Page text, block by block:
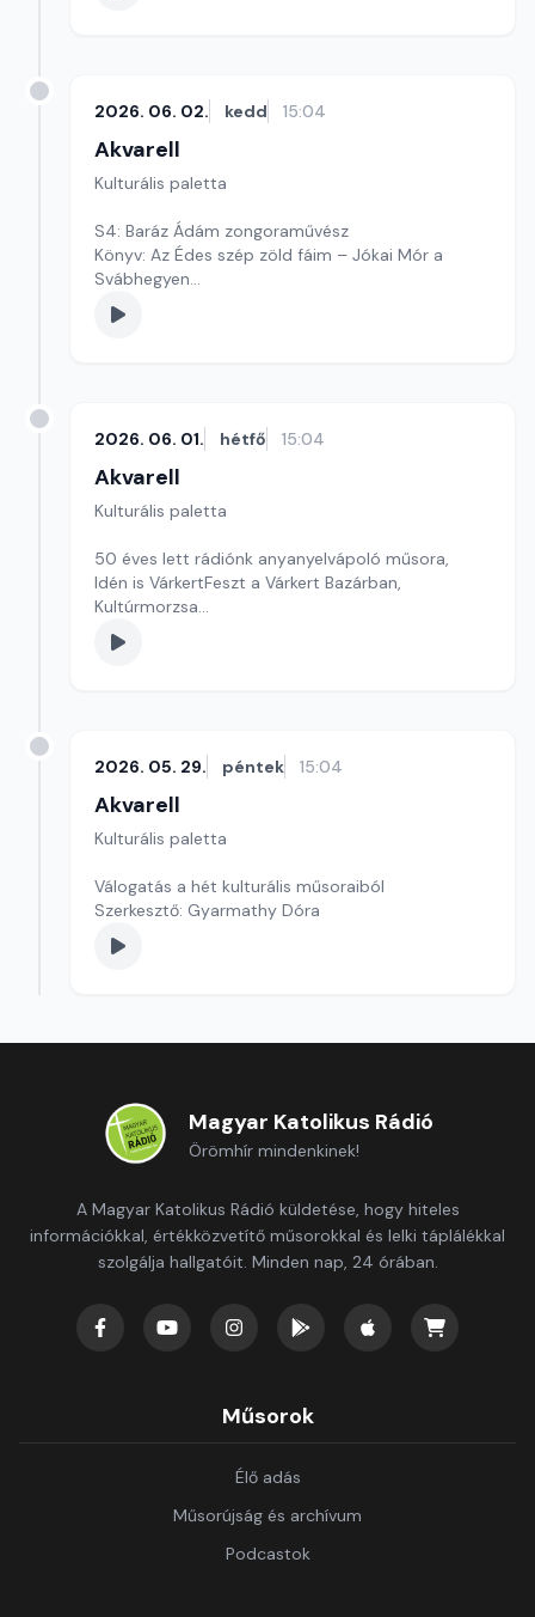
2026. 06. 02. kedd 15:04
Akvarell
Kulturális paletta
S4: Baráz Ádám zongoraművész
Könyv: Az Édes szép zöld fáim – Jókai Mór a
Svábhegyen
Kultúrmorzsák
2026. 06. 01. hétfő 15:04
Akvarell
Kulturális paletta
50 éves lett rádiónk anyanyelvápoló műsora,
Idén is VárkertFeszt a Várkert Bazárban,
Kultúrmorzsa
szerkesztő: Szentimrei Kristóf
2026. 05. 29. péntek 15:04
Akvarell
Kulturális paletta
Válogatás a hét kulturális műsoraiból
Szerkesztő: Gyarmathy Dóra
Magyar Katolikus Rádió
Örömhír mindenkinek!
A Magyar Katolikus Rádió küldetése, hogy hiteles
információkkal, értékközvetítő műsorokkal és lelki táplálékkal
szolgálja hallgatóit. Minden nap, 24 órában.
Műsorok
Élő adás
Műsorújság és archívum
Podcastok